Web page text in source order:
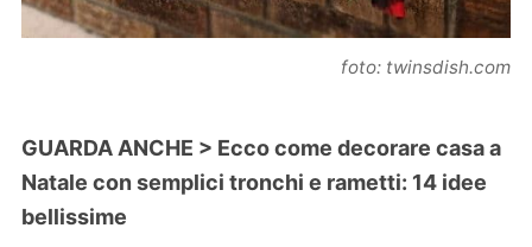
foto: twinsdish.com
GUARDA ANCHE > Ecco come decorare casa a
Natale con semplici tronchi e rametti: 14 idee
bellissime